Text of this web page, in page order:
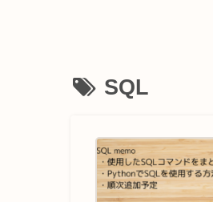
SQL